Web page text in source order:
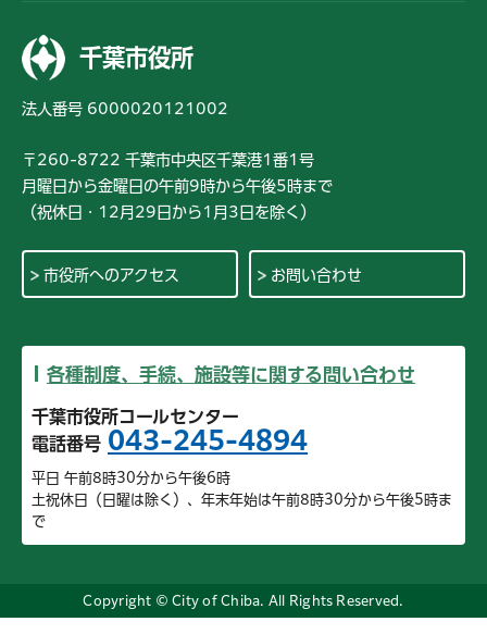
千葉市役所
法人番号 6000020121002
〒260-8722 千葉市中央区千葉港1番1号
月曜日から金曜日の午前9時から午後5時まで
（祝休日・12月29日から1月3日を除く）
市役所へのアクセス お問い合わせ
各種制度、手続、施設等に関する問い合わせ
千葉市役所コールセンター
電話番号 043-245-4894
平日 午前8時30分から午後6時
土祝休日（日曜は除く）、年末年始は午前8時30分から午後5時ま
で
Copyright © City of Chiba. All Rights Reserved.